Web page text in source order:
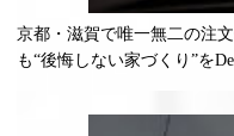
京都・滋賀で唯一無二の注
も“後悔しない家づくり”を